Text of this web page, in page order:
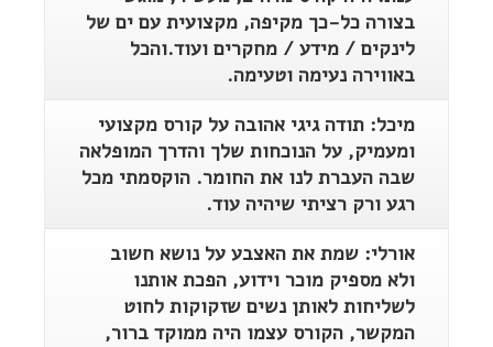
בצורה כל-כך מקיפה, מקצועית עם ים של
לינקים / מידע / מחקרים ועוד.והכל
באווירה נעימה וטעימה.
מיכל: תודה גיגי אהובה על קורס מקצועי
ומעמיק, על הנוכחות שלך והדרך המופלאה
שבה העברת לנו את החומר. הוקסמתי מכל
רגע ורק רציתי שיהיה עוד.
אורלי: שמת את האצבע על נושא חשוב
ולא מספיק מוכר וידוע, הפכת אותנו
לשליחות לאותן נשים שזקוקות לחוט
המקשר, הקורס עצמו היה ממוקד ברור,